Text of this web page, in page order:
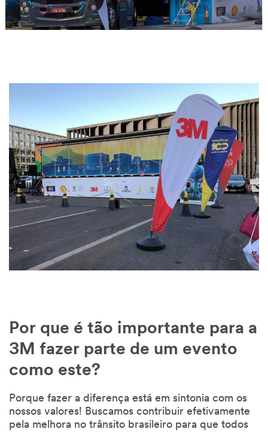
Por que é tão importante para a
3M fazer parte de um evento
como este?
Porque fazer a diferença está em sintonia com os
nossos valores! Buscamos contribuir efetivamente
pela melhora no trânsito brasileiro para que todos